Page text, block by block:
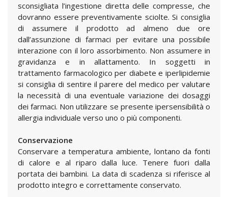
sconsigliata l’ingestione diretta delle compresse, che
dovranno essere preventivamente sciolte. Si consiglia
di assumere il prodotto ad almeno due ore
dall’assunzione di farmaci per evitare una possibile
interazione con il loro assorbimento. Non assumere in
gravidanza e in allattamento. In soggetti in
trattamento farmacologico per diabete e iperlipidemie
si consiglia di sentire il parere del medico per valutare
la necessità di una eventuale variazione dei dosaggi
dei farmaci. Non utilizzare se presente ipersensibilità o
allergia individuale verso uno o più componenti.
Conservazione
Conservare a temperatura ambiente, lontano da fonti
di calore e al riparo dalla luce. Tenere fuori dalla
portata dei bambini. La data di scadenza si riferisce al
prodotto integro e correttamente conservato.